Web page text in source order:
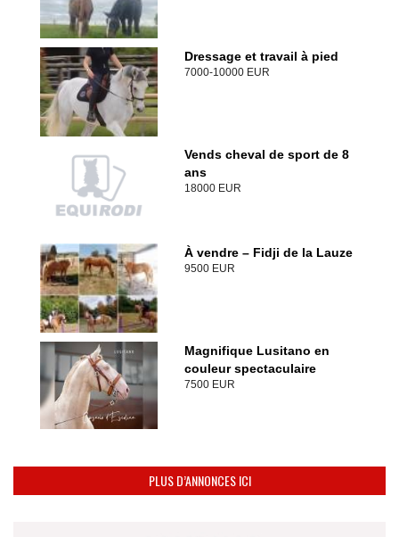
Dressage et travail à pied
7000-10000 EUR
Vends cheval de sport de 8
ans
18000 EUR
À vendre – Fidji de la Lauze
9500 EUR
Magnifique Lusitano en
couleur spectaculaire
7500 EUR
PLUS D’ANNONCES ICI